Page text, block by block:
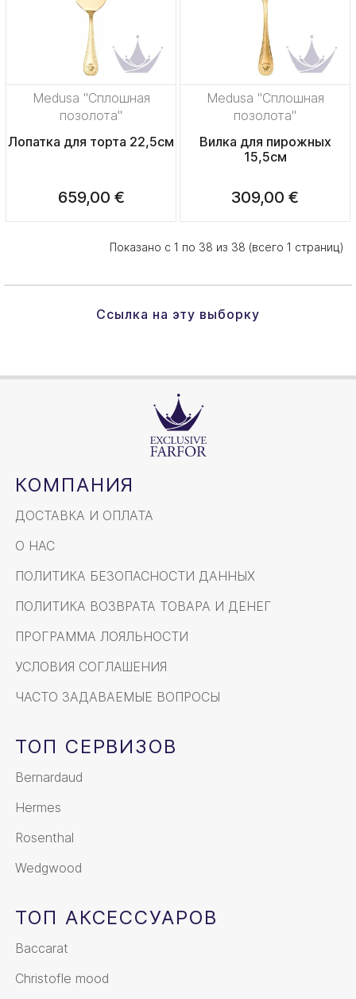
Medusa "Сплошная
позолота"
Лопатка для торта 22,5см
659,00 €
Medusa "Сплошная
позолота"
Вилка для пирожных
15,5см
309,00 €
Показано с 1 по 38 из 38 (всего 1 страниц)
Ссылка на эту выборку
КОМПАНИЯ
ДОСТАВКА И ОПЛАТА
О НАС
ПОЛИТИКА БЕЗОПАСНОСТИ ДАННЫХ
ПОЛИТИКА ВОЗВРАТА ТОВАРА И ДЕНЕГ
ПРОГРАММА ЛОЯЛЬНОСТИ
УСЛОВИЯ СОГЛАШЕНИЯ
ЧАСТО ЗАДАВАЕМЫЕ ВОПРОСЫ
ТОП СЕРВИЗОВ
Bernardaud
Hermes
Rosenthal
Wedgwood
ТОП АКСЕССУАРОВ
Baccarat
Christofle mood